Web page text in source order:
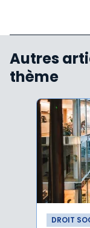
Autres
thème
DROIT